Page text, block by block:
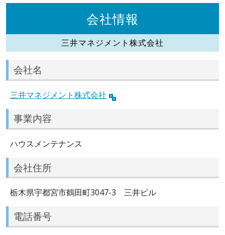
会社情報
三井マネジメント株式会社
会社名
三井マネジメント株式会社
事業内容
ハウスメンテナンス
会社住所
栃木県宇都宮市鶴田町3047-3 三井ビル
電話番号